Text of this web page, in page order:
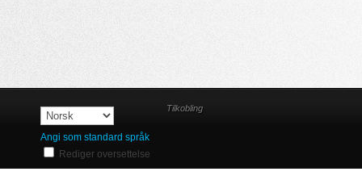
Angi som standard språk
Rediger oversettelse
Tilkobling